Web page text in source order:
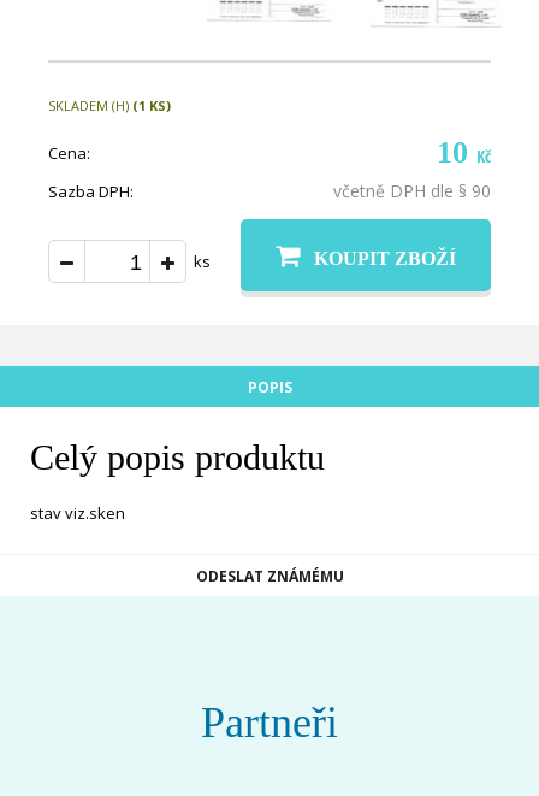
SKLADEM (H) (1 KS)
Cena: 10 Kč
Sazba DPH: včetně DPH dle § 90
ks KOUPIT ZBOŽÍ
POPIS
Celý popis produktu
stav viz.sken
ODESLAT ZNÁMÉMU
Partneři